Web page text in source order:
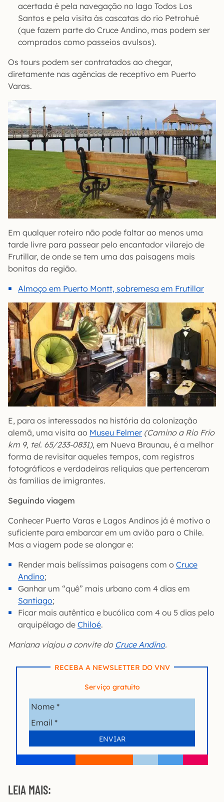
acertada é pela navegação no lago Todos Los
Santos e pela visita às cascatas do rio Petrohué
(que fazem parte do Cruce Andino, mas podem ser
comprados como passeios avulsos).
Os tours podem ser contratados ao chegar,
diretamente nas agências de receptivo em Puerto
Varas.
Em qualquer roteiro não pode faltar ao menos uma
tarde livre para passear pelo encantador vilarejo de
Frutillar, de onde se tem uma das paisagens mais
bonitas da região.
Almoço em Puerto Montt, sobremesa em Frutillar
E, para os interessados na história da colonização
alemã, uma visita ao Museu Felmer (Camino a Rio Frio
km 9, tel. 65/233-0831), em Nueva Braunau, é a melhor
forma de revisitar aqueles tempos, com registros
fotográficos e verdadeiras relíquias que pertenceram
às famílias de imigrantes.
Seguindo viagem
Conhecer Puerto Varas e Lagos Andinos já é motivo o
suficiente para embarcar em um avião para o Chile.
Mas a viagem pode se alongar e:
Render mais belíssimas paisagens com o Cruce
Andino;
Ganhar um “quê” mais urbano com 4 dias em
Santiago;
Ficar mais autêntica e bucólica com 4 ou 5 dias pelo
arquipélago de Chiloé.
Mariana viajou a convite do Cruce Andino.
RECEBA A NEWSLETTER DO VNV
Serviço gratuito
LEIA MAIS: